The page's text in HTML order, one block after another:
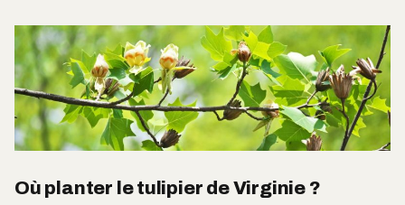
Où planter le tulipier de Virginie ?